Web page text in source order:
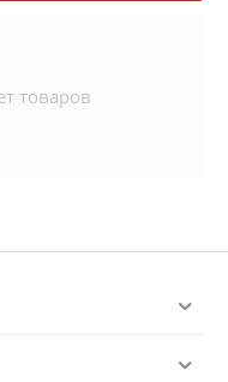
товаров